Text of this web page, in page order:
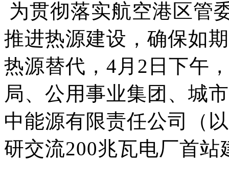
为贯彻落实航空港区管
推进热源建设，确保如
热源替代，4月2日下午
局、公用事业集团、城
中能源有限责任公司（
研交流200兆瓦电厂首